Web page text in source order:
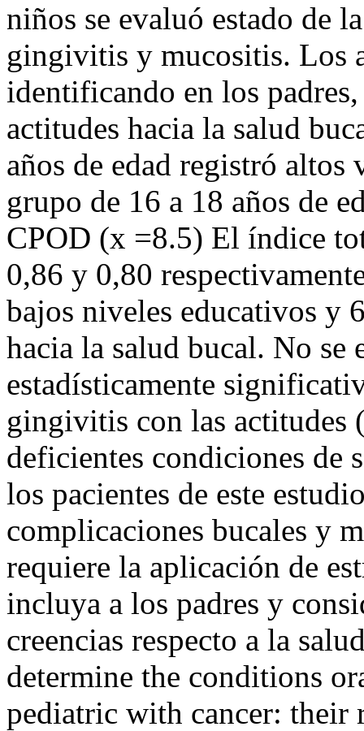
niños se evaluó estado de
gingivitis y mucositis. Los
identificando en los
actitudes hacia la salud
años de edad registró
grupo de 16 a 18 años de
CPOD (x =8.5) El índice
0,86 y 0,80
bajos niveles educativos y
hacia la salud bucal. No se
estadísticamente
gingivitis con las actitudes
deficientes condiciones de
los pacientes de este
complicaciones bucales y
requiere la aplicación de
incluya a los padres y
creencias respecto a la
determine the conditions
pediatric with cancer: their